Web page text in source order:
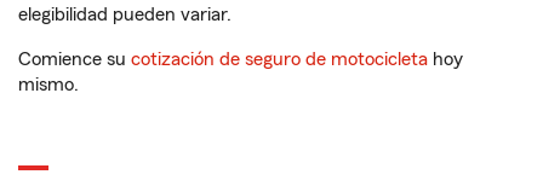
elegibilidad pueden variar.
Comience su cotización de seguro de motocicleta hoy
mismo.